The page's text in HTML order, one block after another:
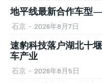
地平线最新合作车型
石京 - 2026年8月7日
速豹科技落户湖北十
车产业
石京 - 2026年8月5日